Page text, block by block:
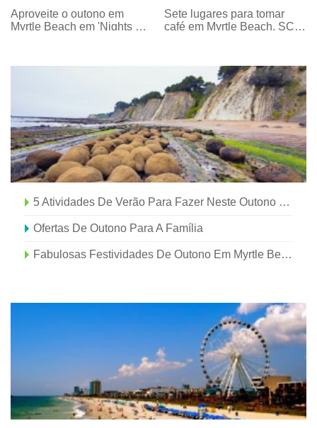
Halloween em Myrtle Beach
Aproveite o outono em
Myrtle Beach em 'Nights At
Sete lugares para tomar
café em Myrtle Beach, SC,
5 Atividades De Verão Para Fazer Neste Outono Em Myrtle Beach
Ofertas De Outono Para A Família
Fabulosas Festividades De Outono Em Myrtle Beach